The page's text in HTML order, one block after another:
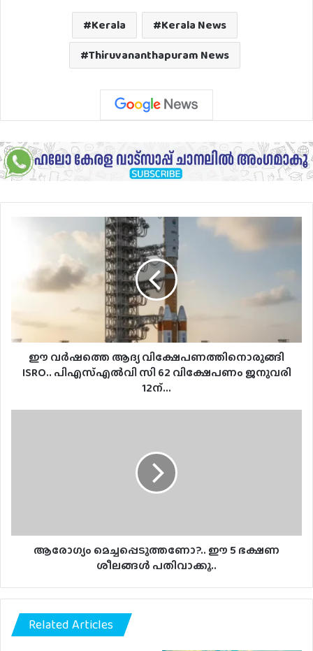
Kerala
Kerala News
Thiruvananthapuram News
വിക്ഷേപണത്തിനൊരുങ്ങി
പിഎസ്എൽവി
വിക്ഷേപണം
ജനുവരി
12ന്...
ഈ വർഷത്തെ ആദ്യ വിക്ഷേപണത്തിനൊരുങ്ങി
ISRO.. പിഎസ്എൽവി സി 62 വിക്ഷേപണം ജനുവരി
12ന്...
ആരോഗ്യം മെച്ചപ്പെടുത്തണോ?.. ഈ 5 ഭക്ഷണ
ശീലങ്ങൾ പതിവാക്കൂ..
Related Articles